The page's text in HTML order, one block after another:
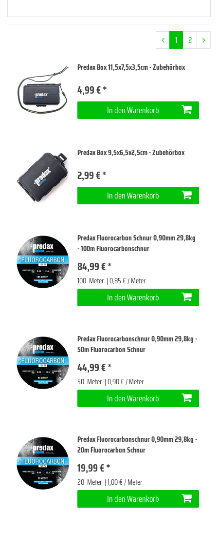
1 2
Predax Box 11,5x7,5x3,5cm - Zubehörbox
4,99 € *
In den Warenkorb
Predax Box 9,5x6,5x2,5cm - Zubehörbox
2,99 € *
In den Warenkorb
Predax Fluorocarbon Schnur 0,90mm 29,8kg
- 100m Fluorocarbonschnur
84,99 € *
100 Meter | 0,85 € / Meter
In den Warenkorb
Predax Fluorocarbonschnur 0,90mm 29,8kg -
50m Fluorocarbon Schnur
44,99 € *
50 Meter | 0,90 € / Meter
In den Warenkorb
Predax Fluorocarbonschnur 0,90mm 29,8kg -
20m Fluorocarbon Schnur
19,99 € *
20 Meter | 1,00 € / Meter
In den Warenkorb